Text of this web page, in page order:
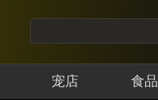
宠店 食品